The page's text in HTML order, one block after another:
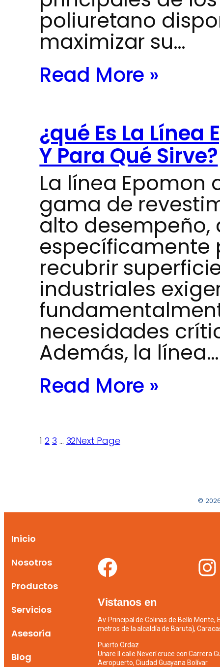
poliuretano
maximizar su…
Read More »
¿qué Es La
Y Para Qué Sirve?
La línea Epomon
gama de
alto desempeño,
específicamente
recubrir
industriales
necesidades
Además, la línea…
Read More »
1 2 3 … 32Next Page
©
Inicio
Nosotros
Productos
Servicios
Asesoría
Blog
Vistanos en
Av. Principal de Colinas de Bello Monte,
metros de la alcaldía de Baruta),
Puerto Ordaz
Unare II calle Neverí cruce con Carrera
Aeropuerto, Ciudad Guayana Bolívar.